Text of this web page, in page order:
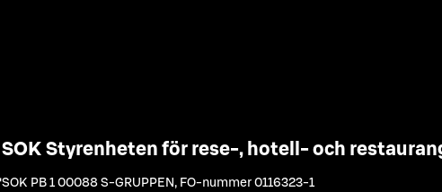
SOK Styrenheten för rese-, hotell- och
SOK PB 1 00088 S-GRUPPEN , FO-nummer 0116323-1